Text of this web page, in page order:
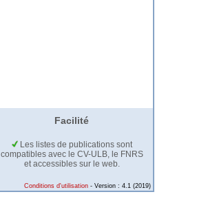
Facilité
Les listes de publications sont
compatibles avec le CV-ULB, le FNRS
et accessibles sur le web.
Conditions d'utilisation - Version : 4.1 (2019)